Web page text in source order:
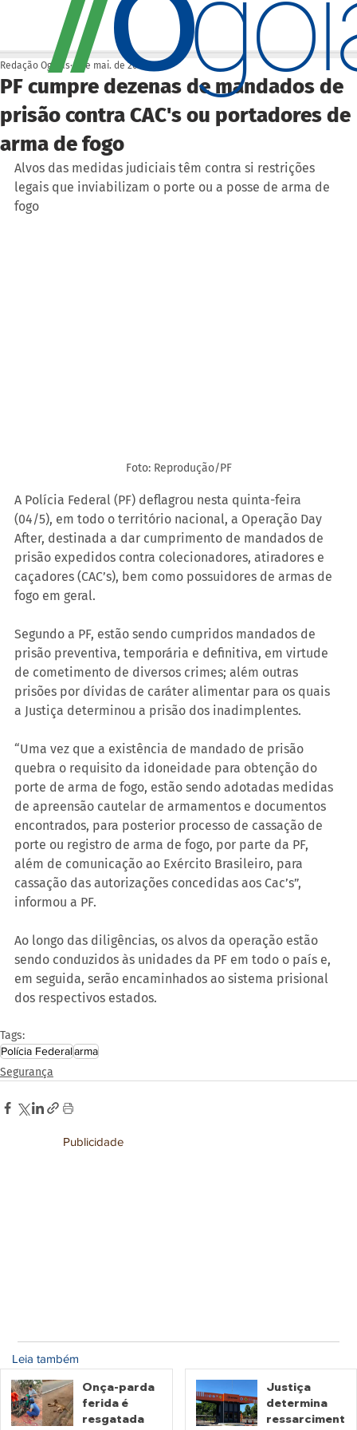
PF cumpre dezenas de mandados de
prisão contra CAC's ou portadores de
arma de fogo
Redação Ogoiás 4 de mai. de 2023
Alvos das medidas judiciais têm contra si restrições
legais que inviabilizam o porte ou a posse de arma de
fogo
Foto: Reprodução/PF
A Polícia Federal (PF) deflagrou nesta quinta-feira
(04/5), em todo o território nacional, a Operação Day
After, destinada a dar cumprimento de mandados de
prisão expedidos contra colecionadores, atiradores e
caçadores (CAC’s), bem como possuidores de armas de
fogo em geral.
Segundo a PF, estão sendo cumpridos mandados de
prisão preventiva, temporária e definitiva, em virtude
de cometimento de diversos crimes; além outras
prisões por dívidas de caráter alimentar para os quais
a Justiça determinou a prisão dos inadimplentes.
“Uma vez que a existência de mandado de prisão
quebra o requisito da idoneidade para obtenção do
porte de arma de fogo, estão sendo adotadas medidas
de apreensão cautelar de armamentos e documentos
encontrados, para posterior processo de cassação de
porte ou registro de arma de fogo, por parte da PF,
além de comunicação ao Exército Brasileiro, para
cassação das autorizações concedidas aos Cac’s”,
informou a PF.
Ao longo das diligências, os alvos da operação estão
sendo conduzidos às unidades da PF em todo o país e,
em seguida, serão encaminhados ao sistema prisional
dos respectivos estados.
Tags:
Polícia Federalarma
Segurança
Publicidade
Leia também
Onça-parda
ferida é
resgatada
Justiça
determina
ressarciment